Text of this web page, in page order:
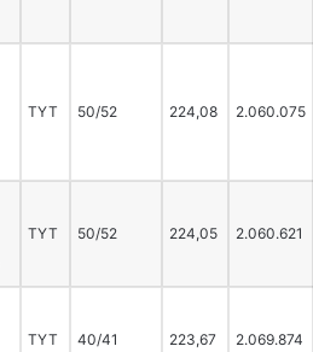
TYT 50/52 224,08 2.060.075
TYT 50/52 224,05 2.060.621
TYT 40/41 223,67 2.069.874